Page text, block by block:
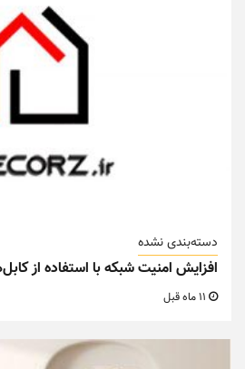
دسته‌بندی نشده
افزایش امنیت شبکه با استفاده از